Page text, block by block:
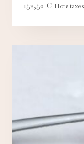
152,50 € Hors taxes